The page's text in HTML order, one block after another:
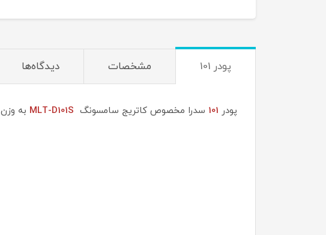
پودر 101 مشخصات دیدگاه‌ها
پودر 101 سدرا مخصوص کاتریج سامسونگ MLT-D101S به وزن 100 گرم می باشد .